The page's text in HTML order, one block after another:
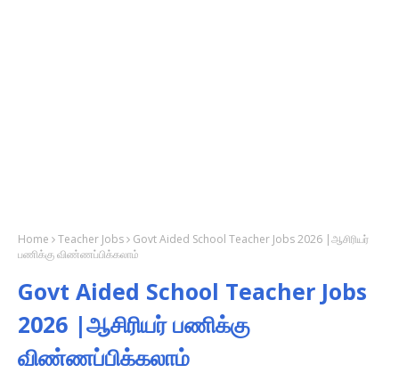
Home Teacher Jobs
Govt Aided School Teacher Jobs 2026 |ஆசிரியர்
பணிக்கு விண்ணப்பிக்கலாம்
Govt Aided School Teacher Jobs
2026 |ஆசிரியர் பணிக்கு
விண்ணப்பிக்கலாம்